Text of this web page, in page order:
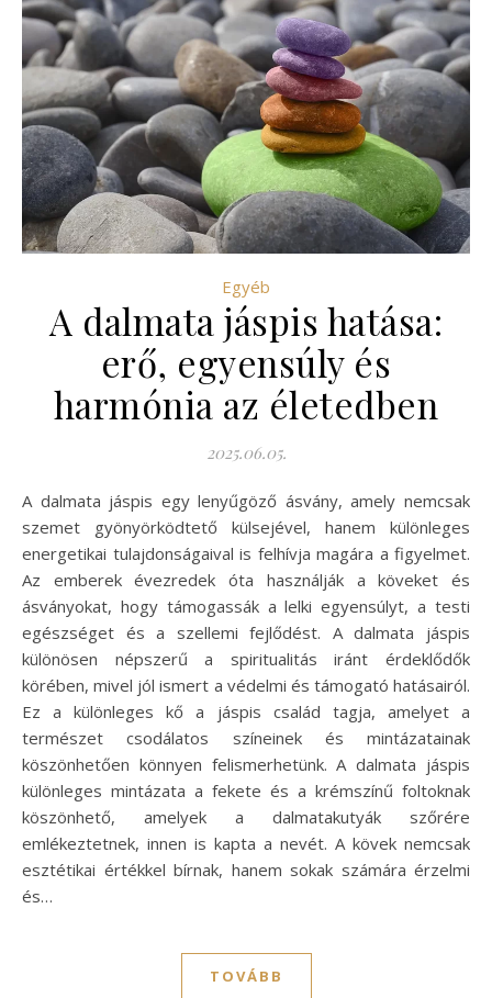
Egyéb
A dalmata jáspis hatása:
erő, egyensúly és
harmónia az életedben
2025.06.05.
A dalmata jáspis egy lenyűgöző ásvány, amely nemcsak
szemet gyönyörködtető külsejével, hanem különleges
energetikai tulajdonságaival is felhívja magára a figyelmet.
Az emberek évezredek óta használják a köveket és
ásványokat, hogy támogassák a lelki egyensúlyt, a testi
egészséget és a szellemi fejlődést. A dalmata jáspis
különösen népszerű a spiritualitás iránt érdeklődők
körében, mivel jól ismert a védelmi és támogató hatásairól.
Ez a különleges kő a jáspis család tagja, amelyet a
természet csodálatos színeinek és mintázatainak
köszönhetően könnyen felismerhetünk. A dalmata jáspis
különleges mintázata a fekete és a krémszínű foltoknak
köszönhető, amelyek a dalmatakutyák szőrére
emlékeztetnek, innen is kapta a nevét. A kövek nemcsak
esztétikai értékkel bírnak, hanem sokak számára érzelmi
és…
TOVÁBB